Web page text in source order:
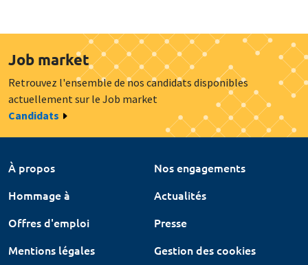
Job market
Retrouvez l'ensemble de nos candidats disponibles
actuellement sur le Job market
Candidats
À propos
Nos engagements
Hommage à
Actualités
Offres d'emploi
Presse
Mentions légales
Gestion des cookies